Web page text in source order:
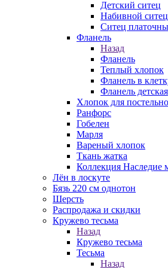
Детский ситец
Набивной ситец
Ситец
Фланель
Назад
Фланель
Теплый хлопок
Фланель в
Фланель детская
Хлопок для
Ранфорс
Гобелен
Марля
Вареный хлопок
Ткань жатка
Коллекция Наследие
Лён в лоскуте
Бязь 220 см однотон
Шерсть
Распродажа и скидки
Кружево тесьма
Назад
Кружево тесьма
Тесьма
Назад